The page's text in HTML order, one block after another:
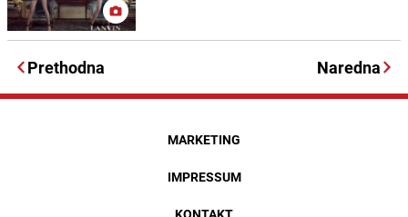
Prethodna Naredna
MARKETING
IMPRESSUM